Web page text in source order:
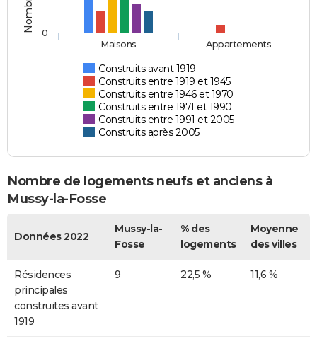
Construits avant 1919
Construits entre 1919 et 1945
Construits entre 1946 et 1970
Construits entre 1971 et 1990
Construits entre 1991 et 2005
Construits après 2005
Maisons Appartements
0
Nombre de logements neufs et anciens à
Mussy-la-Fosse
Données 2022
Mussy-la-
Fosse
% des
logements
Moyenne
des villes
Résidences
principales
construites avant
1919
9 22,5 % 11,6 %